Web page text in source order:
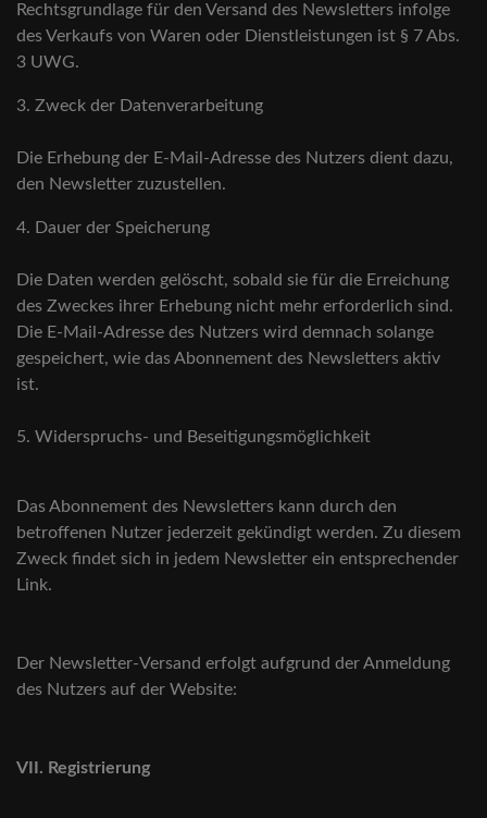
Rechtsgrundlage für den Versand des Newsletters infolge
des Verkaufs von Waren oder Dienstleistungen ist § 7 Abs.
3 UWG.
3. Zweck der Datenverarbeitung
Die Erhebung der E-Mail-Adresse des Nutzers dient dazu,
den Newsletter zuzustellen.
4. Dauer der Speicherung
Die Daten werden gelöscht, sobald sie für die Erreichung
des Zweckes ihrer Erhebung nicht mehr erforderlich sind.
Die E-Mail-Adresse des Nutzers wird demnach solange
gespeichert, wie das Abonnement des Newsletters aktiv
ist.
5. Widerspruchs- und Beseitigungsmöglichkeit
Das Abonnement des Newsletters kann durch den
betroffenen Nutzer jederzeit gekündigt werden. Zu diesem
Zweck findet sich in jedem Newsletter ein entsprechender
Link.
Der Newsletter-Versand erfolgt aufgrund der Anmeldung
des Nutzers auf der Website:
VII. Registrierung